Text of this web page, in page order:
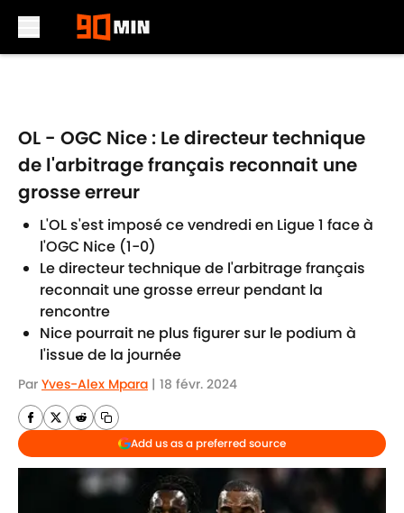
OL - OGC Nice : Le directeur technique
de l'arbitrage français reconnait une
grosse erreur
L'OL s'est imposé ce vendredi en Ligue 1 face à
l'OGC Nice (1-0)
Le directeur technique de l'arbitrage français
reconnait une grosse erreur pendant la
rencontre
Nice pourrait ne plus figurer sur le podium à
l'issue de la journée
Par Yves-Alex Mpara | 18 févr. 2024
Add us as a preferred source